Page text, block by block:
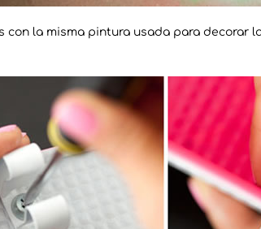
con la misma pintura usada para decorar